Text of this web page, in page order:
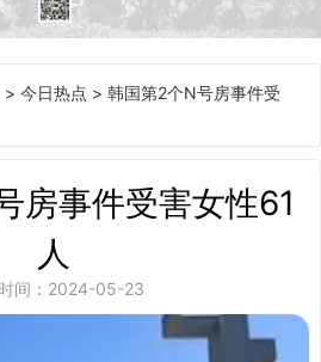
> 今日热点 > 韩国第2个N号房事件受
房事件受害女性61
人
间：2024-05-23